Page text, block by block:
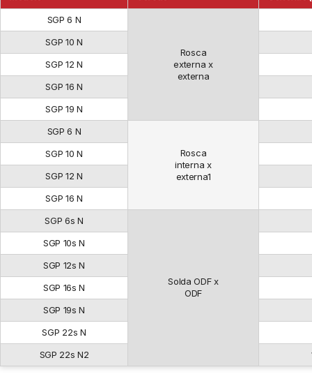
SGP 6 N
Rosca
externa x
externa
SGP 10 N
SGP 12 N
SGP 16 N
SGP 19 N
SGP 6 N
Rosca
interna x
externa1
SGP 10 N
SGP 12 N
SGP 16 N
SGP 6s N
Solda ODF x
ODF
SGP 10s N
SGP 12s N
SGP 16s N
SGP 19s N
SGP 22s N
SGP 22s N2